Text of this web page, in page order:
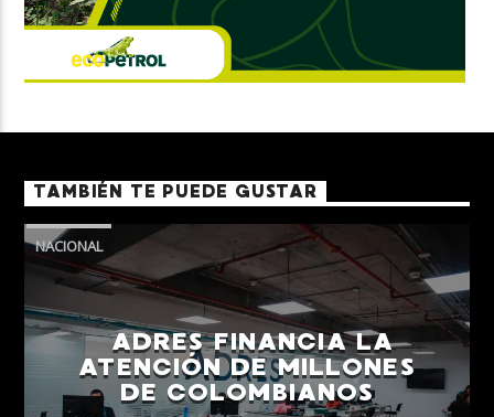
TAMBIÉN TE PUEDE GUSTAR
NACIONAL
ADRES FINANCIA LA
ATENCIÓN DE MILLONES
DE COLOMBIANOS